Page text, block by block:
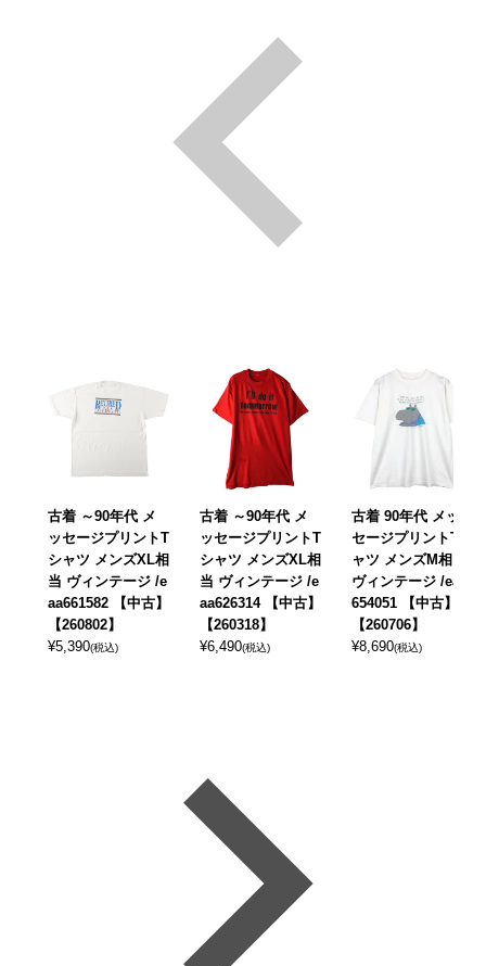
古着 ～90年代 メ
ッセージプリントT
シャツ メンズXL相
当 ヴィンテージ /e
aa661582 【中古】
【260802】
¥5,390(税込)
古着 ～90年代 メ
ッセージプリントT
シャツ メンズXL相
当 ヴィンテージ /e
aa626314 【中古】
【260318】
¥6,490(税込)
古着 90年代 メッ
セージプリントTシ
ャツ メンズM相当
ヴィンテージ /eaa
654051 【中古】
【260706】
¥8,690(税込)